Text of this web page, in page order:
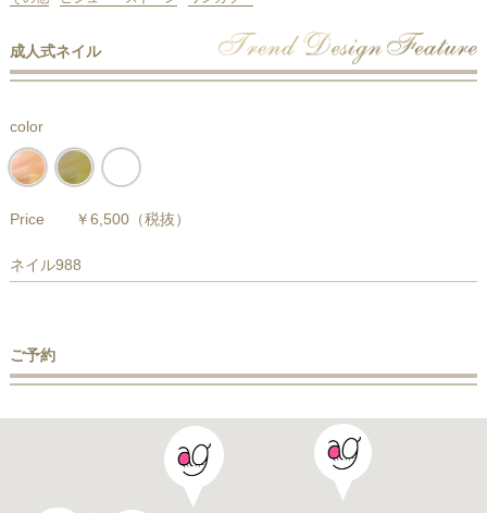
成人式ネイル
color
Price ￥6,500（税抜）
ネイル988
ご予約